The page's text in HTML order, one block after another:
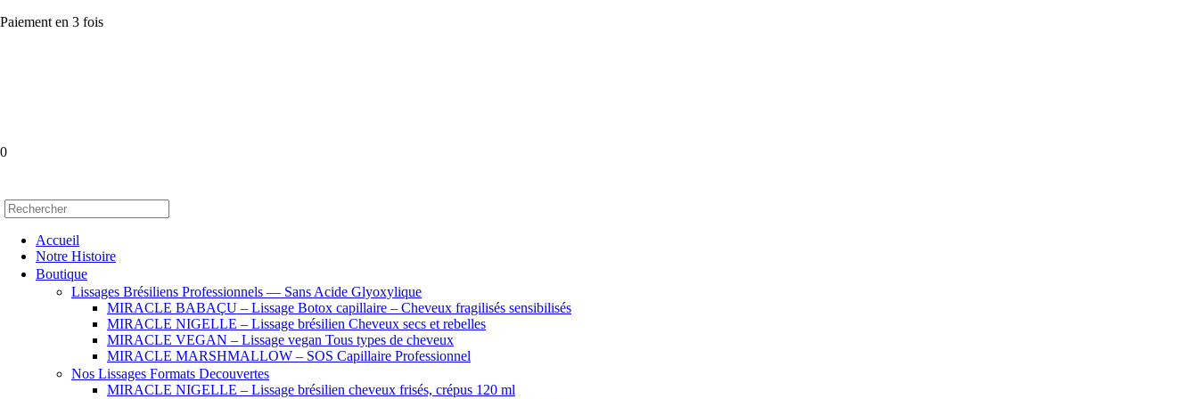
Paiement en 3 fois
0
Accueil
Notre Histoire
Boutique
Lissages Brésiliens Professionnels — Sans Acide Glyoxylique
MIRACLE BABAÇU – Lissage Botox capillaire – Cheveux fragilisés sensibilisés
MIRACLE NIGELLE – Lissage brésilien Cheveux secs et rebelles
MIRACLE VEGAN – Lissage vegan Tous types de cheveux
MIRACLE MARSHMALLOW – SOS Capillaire Professionnel
Nos Lissages Formats Decouvertes
MIRACLE NIGELLE – Lissage brésilien cheveux frisés, crépus 120 ml